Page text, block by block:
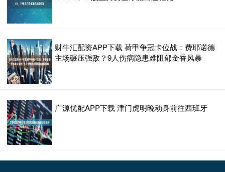
财牛汇配资APP下载 荷甲争冠卡位战：费耶诺德
主场碾压强敌？9人伤病隐患难阻郁金香风暴
广源优配APP下载 津门虎明晚动身前往西班牙